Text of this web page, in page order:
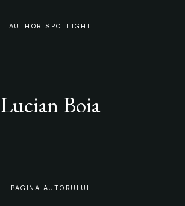
AUTHOR SPOTLIGHT
Lucian Boia
PAGINA AUTORULUI